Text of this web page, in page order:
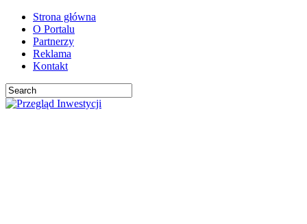
Strona główna
O Portalu
Partnerzy
Reklama
Kontakt